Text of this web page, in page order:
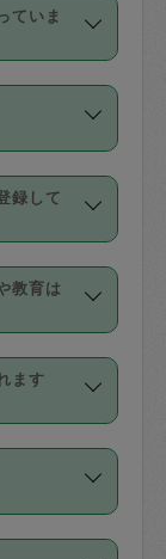
（Vプ
はご利
せ
依頼料
なりま
代わ
は有償
のキャ
の場合
1200
なり
細」に
ていま
も１回あ
が可
カジさ
ださ
はで
対象外
料理、
ってで
、依頼
ールで
業、屋
録して
ちの
で保
料理関
日本で
とし
身の
の方が
教育は
と説明
書の
。外国
ーニ
ングの
ます
スカジ
業に
、洗
72時間